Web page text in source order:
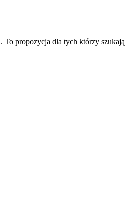
To propozycja dla tych którzy szukają